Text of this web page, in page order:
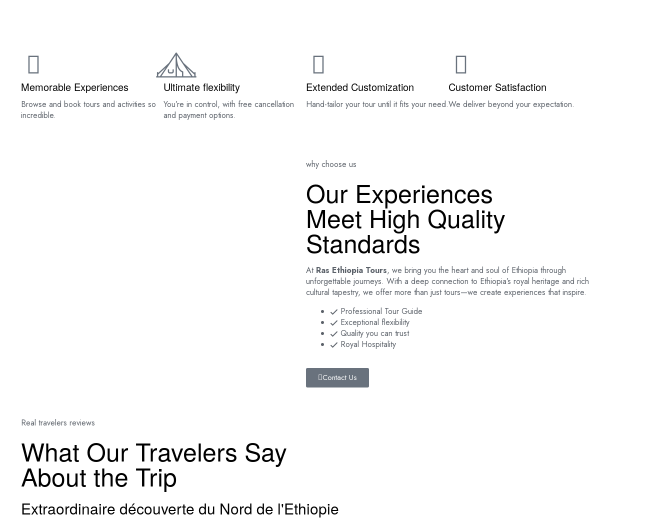
Memorable Experiences
Browse and book tours and activities so
incredible.
Ultimate flexibility
You’re in control, with free cancellation
and payment options.
Extended Customization
Hand-tailor your tour until it fits your need.
Customer Satisfaction
We deliver beyond your expectation.
why choose us
Our Experiences
Meet High Quality
Standards
At Ras Ethiopia Tours, we bring you the heart and soul of Ethiopia through
unforgettable journeys. With a deep connection to Ethiopia’s royal heritage and rich
cultural tapestry, we offer more than just tours—we create experiences that inspire.
Professional Tour Guide
Exceptional flexibility
Quality you can trust
Royal Hospitality
Contact Us
Real travelers reviews
What Our Travelers Say
About the Trip
Extraordinaire découverte du Nord de l'Ethiopie